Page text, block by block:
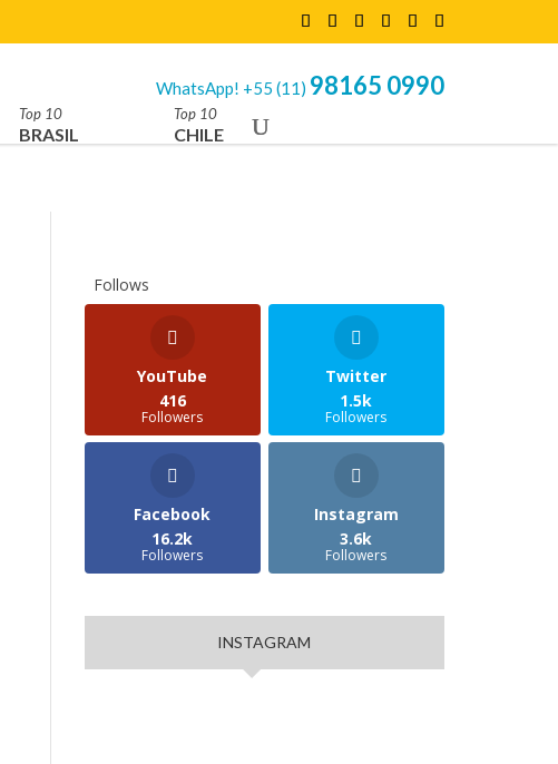
WhatsApp! +55 (11) 98165 0990
Top 10
BRASIL
Top 10
CHILE
Follows
YouTube
416
Followers
Twitter
1.5k
Followers
Facebook
16.2k
Followers
Instagram
3.6k
Followers
INSTAGRAM